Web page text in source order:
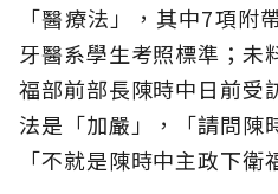
「醫療法」，其中7項附
牙醫系學生考照標準；未
福部前部長陳時中日前受
法是「加嚴」，「請問陳
「不就是陳時中主政下衛